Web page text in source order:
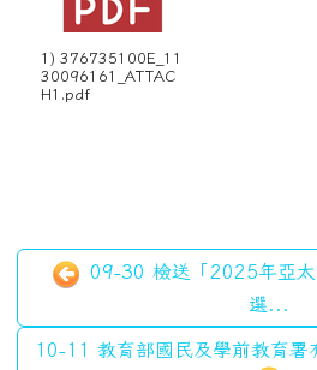
1) 376735100E_11
30096161_ATTAC
H1.pdf
09-30 檢送「2025年亞太
選...
10-11 教育部國民及學前教育署